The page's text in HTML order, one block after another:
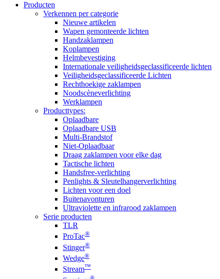
Producten
Verkennen per categorie
Nieuwe artikelen
Wapen gemonteerde lichten
Handzaklampen
Koplampen
Helmbevestiging
Internationale veiligheidsgeclassificeerde lichten
Veiligheidsgeclassificeerde Lichten
Rechthoekige zaklampen
Noodscèneverlichting
Werklampen
Producttypes:
Oplaadbare
Oplaadbare USB
Multi-Brandstof
Niet-Oplaadbaar
Draag zaklampen voor elke dag
Tactische lichten
Handsfree-verlichting
Penlights & Sleutelhangerverlichting
Lichten voor een doel
Buitenavonturen
Ultraviolette en infrarood zaklampen
Serie producten
TLR
ProTac®
Stinger®
Wedge®
Stream™
®